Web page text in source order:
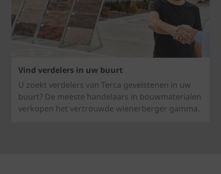
Vind verdelers in uw buurt
U zoekt verdelers van Terca gevelstenen in uw
buurt? De meeste handelaars in bouwmaterialen
verkopen het vertrouwde wienerberger gamma.